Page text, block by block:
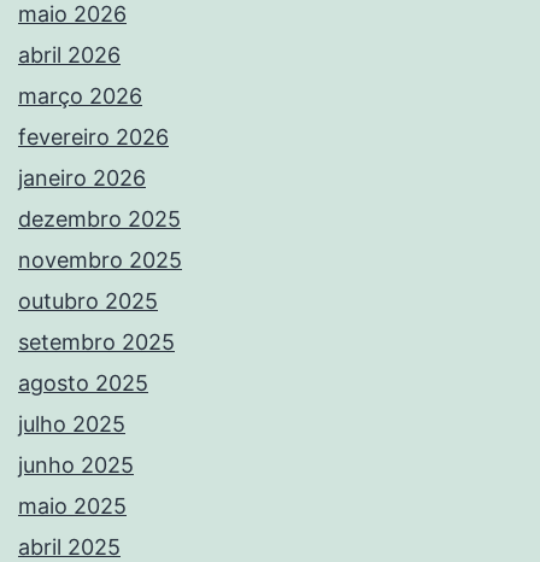
maio 2026
abril 2026
março 2026
fevereiro 2026
janeiro 2026
dezembro 2025
novembro 2025
outubro 2025
setembro 2025
agosto 2025
julho 2025
junho 2025
maio 2025
abril 2025